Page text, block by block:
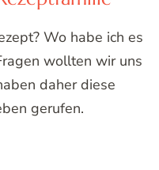
Wo habe ich es
wollten wir uns
daher diese
gerufen.